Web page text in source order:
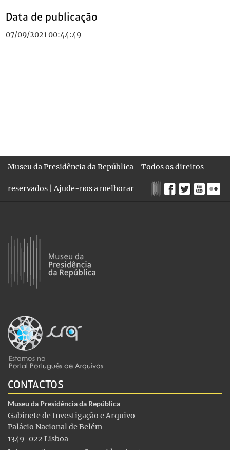
Data de publicação
07/09/2021 00:44:49
Museu da Presidência da República - Todos os direitos
reservados |Ajude-nos a melhorar
CONTACTOS
Museu da Presidência da República
Gabinete de Investigação e Arquivo
Palácio Nacional de Belém
1349-022 Lisboa